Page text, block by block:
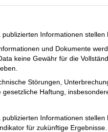
Informationen
und Dokumente
keine Gewähr für die
Störungen,
Haftung,
Informationen
für zukünftige Ergebnisse.